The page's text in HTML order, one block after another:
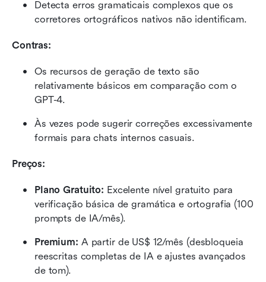
Detecta erros gramaticais complexos que os
corretores ortográficos nativos não identificam.
Contras:
Os recursos de geração de texto são
relativamente básicos em comparação com o
GPT-4.
Às vezes pode sugerir correções excessivamente
formais para chats internos casuais.
Preços:
Plano Gratuito: Excelente nível gratuito para
verificação básica de gramática e ortografia (100
prompts de IA/mês).
Premium: A partir de US$ 12/mês (desbloqueia
reescritas completas de IA e ajustes avançados
de tom).